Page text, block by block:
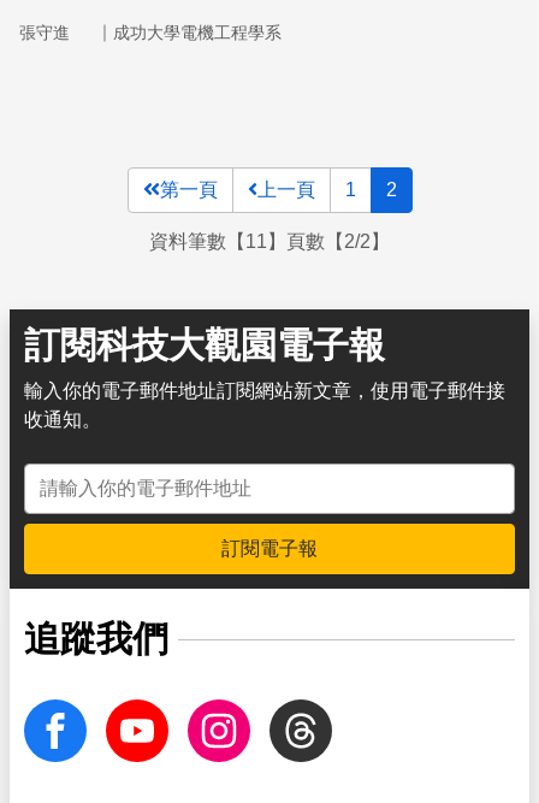
張守進 ｜ 成功大學電機工程學系
第一頁 上一頁 1 2
資料筆數【11】頁數【2/2】
訂閱科技大觀園電子報
輸入你的電子郵件地址訂閱網站新文章，使用電子郵件接
收通知。
電子郵件地址
訂閱電子報
追蹤我們
facebook Youtube InstagramThreads